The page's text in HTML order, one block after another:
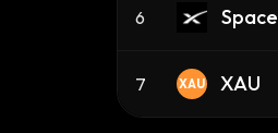
6
7 XAU XAU